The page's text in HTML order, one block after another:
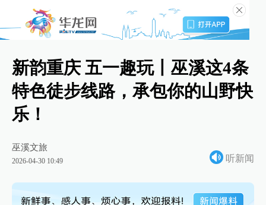
新韵重庆 五一趣玩丨巫溪这4条
特色徒步线路，承包你的山野快
乐！
巫溪文旅
2026-04-30 10:49 听新闻